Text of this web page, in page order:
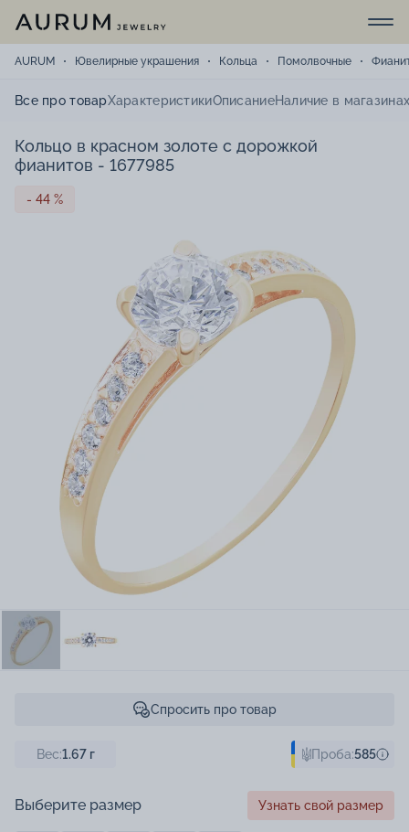
AURUM Ювелирные украшения Кольца Помолвочные
Все про товарХарактеристикиОписаниеНаличие в
Кольцо в красном золоте с дорожкой
фианитов - 1677985
- 44 %
Спросить про товар
Вес:1.67г Проба:585
Выберите размер Узнать свой размер